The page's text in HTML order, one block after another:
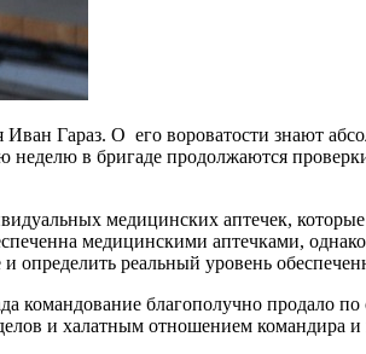
Гараз. О его вороватости знают
неделю в бригаде продолжаются
медицинских аптечек,
медицинскими аптечками,
реальный уровень
командование благополучно продало
и халатным отношением командира